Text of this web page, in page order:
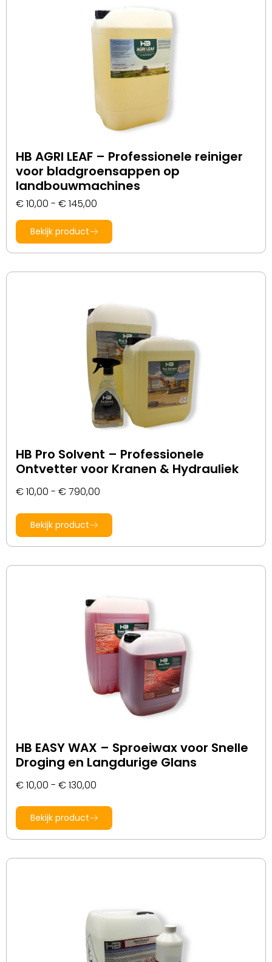
HB AGRI LEAF – Professionele reiniger
voor bladgroensappen op
landbouwmachines
€10,00 - €145,00
Bekijk product
HB Pro Solvent – Professionele
Ontvetter voor Kranen & Hydrauliek
€10,00 - €790,00
Bekijk product
HB EASY WAX – Sproeiwax voor Snelle
Droging en Langdurige Glans
€10,00 - €130,00
Bekijk product